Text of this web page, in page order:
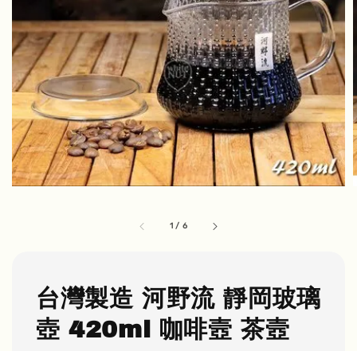
1 / 6
台灣製造 河野流 靜岡玻璃
壺 420ml 咖啡壼 茶壼